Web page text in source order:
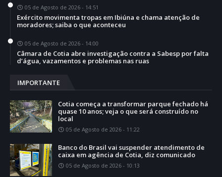
05 de Agosto de 2026 - 14:51
Exército movimenta tropas em Ibiúna e chama atenção de
moradores; saiba o que aconteceu
05 de Agosto de 2026 - 14:00
Câmara de Cotia abre investigação contra a Sabesp por falta
d’água, vazamentos e problemas nas ruas
IMPORTANTE
Cotia começa a transformar parque fechado há
quase 10 anos; veja o que será construído no
local
05 de Agosto de 2026 - 11:22
Banco do Brasil vai suspender atendimento de
caixa em agência de Cotia, diz comunicado
05 de Agosto de 2026 - 10:13